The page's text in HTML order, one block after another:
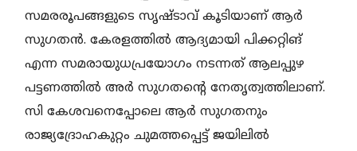
സമരരൂപങ്ങളുടെ സൃഷ്ടാവ് കൂടിയാണ് ആര്‍
സുഗതന്‍. കേരളത്തില്‍ ആദ്യമായി പിക്കറ്റിങ്
എന്ന സമരായുധപ്രയോഗം നടന്നത് ആലപ്പുഴ
പട്ടണത്തില്‍ അര്‍ സുഗതന്റെ നേതൃത്വത്തിലാണ്.
സി കേശവനെപ്പോലെ ആര്‍ സുഗതനും
രാജ്യദ്രോഹകുറ്റം ചുമത്തപ്പെട്ട് ജയിലില്‍